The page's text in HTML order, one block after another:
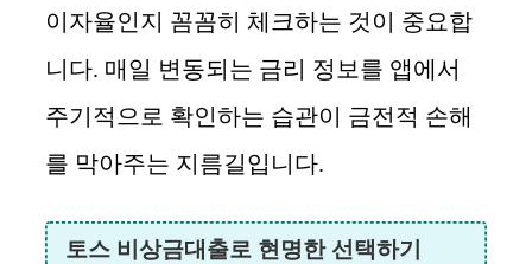
이자율인지 꼼꼼히 체크하는 것이 중요합
니다. 매일 변동되는 금리 정보를 앱에서
주기적으로 확인하는 습관이 금전적 손해
를 막아주는 지름길입니다.
토스 비상금대출로 현명한 선택하기